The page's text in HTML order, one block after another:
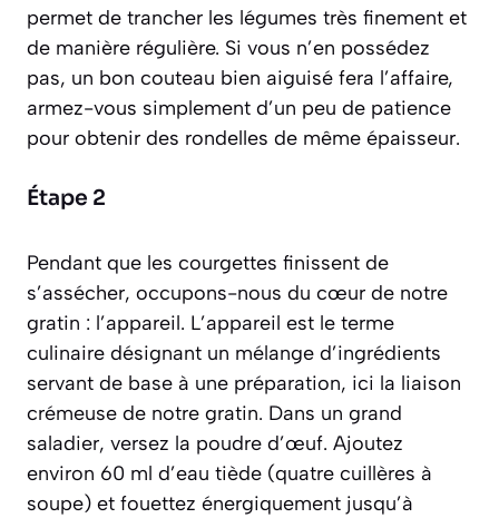
permet de trancher les légumes très finement et
de manière régulière. Si vous n’en possédez
pas, un bon couteau bien aiguisé fera l’affaire,
armez-vous simplement d’un peu de patience
pour obtenir des rondelles de même épaisseur.
Étape 2
Pendant que les courgettes finissent de
s’assécher, occupons-nous du cœur de notre
gratin : l’appareil. L’appareil est le terme
culinaire désignant un mélange d’ingrédients
servant de base à une préparation, ici la liaison
crémeuse de notre gratin. Dans un grand
saladier, versez la poudre d’œuf. Ajoutez
environ 60 ml d’eau tiède (quatre cuillères à
soupe) et fouettez énergiquement jusqu’à